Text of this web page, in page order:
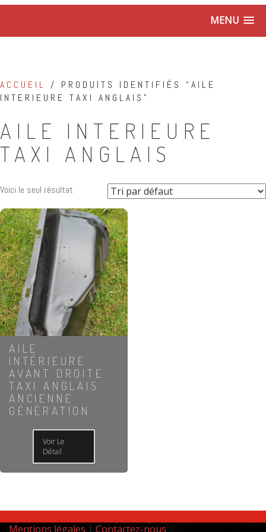
MENU
ACCUEIL / PRODUITS IDENTIFIÉS “AILE
INTERIEURE TAXI ANGLAIS”
AILE INTERIEURE
TAXI ANGLAIS
Voici le seul résultat
AILE
INTÉRIEURE
AVANT DROITE
TAXI ANGLAIS
ANCIENNE
GÉNÉRATION
Voir Le
Détail
Mentions légales | Contactez-nous